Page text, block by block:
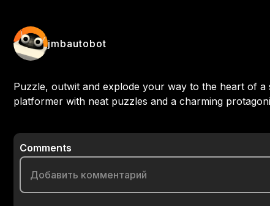
jmbautobot
Puzzle, outwit and explode your way to the heart of
platformer with neat puzzles and a charming
Comments